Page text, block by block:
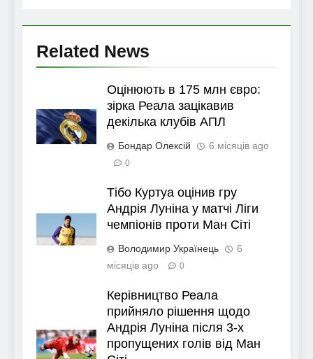
Related News
Оцінюють в 175 млн євро:
зірка Реала зацікавив
декілька клубів АПЛ
Бондар Олексій 6 місяців ago
0
Тібо Куртуа оцінив гру
Андрія Луніна у матчі Ліги
чемпіонів проти Ман Сіті
Володимир Українець
6
місяців ago
0
Керівництво Реала
прийняло рішення щодо
Андрія Луніна після 3-х
пропущених голів від Ман